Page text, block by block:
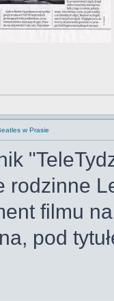
w Prasie
rodzinne
filmu
pod